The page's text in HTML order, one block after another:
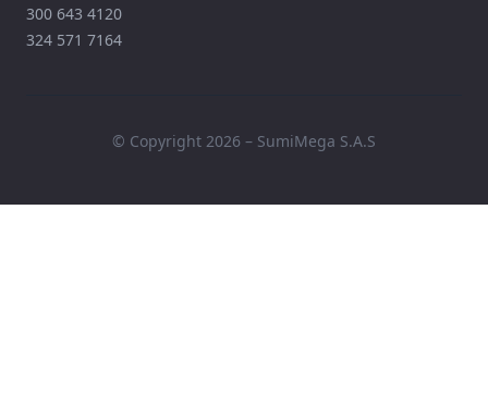
300 643 4120
324 571 7164
© Copyright 2026 – SumiMega S.A.S